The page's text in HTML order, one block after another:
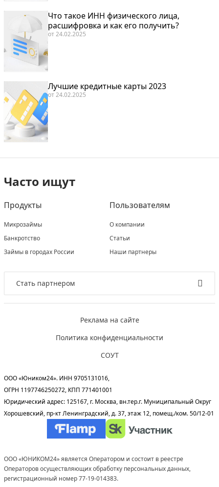
Что такое ИНН физического лица,
расшифровка и как его получить?
от24.02.2025
Лучшие кредитные карты 2023
от24.02.2025
Часто ищут
Продукты
Микрозаймы
Банкротство
Займы в городах России
Пользователям
О компании
Статьи
Наши партнеры
Стать партнером
Реклама на сайте
Политика конфиденциальности
СОУТ
ООО «Юником24». ИНН 9705131016,
ОГРН 1197746250272, КПП 771401001
Юридический адрес: 125167, г. Москва, вн.тер.г. Муниципальный Округ
Хорошевский, пр-кт Ленинградский, д. 37, этаж 12, помещ./ком. 50/12-01
ООО «ЮНИКОМ24» является Оператором и состоит в реестре
Операторов осуществляющих обработку персональных данных,
регистрационный номер 77-19-014383.